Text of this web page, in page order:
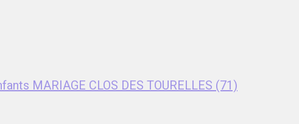
MARIAGE CLOS DES TOURELLES (71)